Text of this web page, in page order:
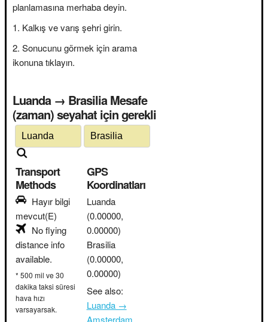
planlamasına merhaba deyin.
Kalkış ve varış şehri girin.
Sonucunu görmek için arama
ikonuna tıklayın.
Luanda → Brasilia Mesafe
(zaman) seyahat için gerekli
Transport
Methods
Hayır bilgi
mevcut(E)
No flying
distance info
available.
* 500 mil ve 30
dakika taksi süresi
hava hızı
varsayarsak.
GPS
Koordinatları
Luanda
(0.00000,
0.00000)
Brasilia
(0.00000,
0.00000)
See also:
Luanda →
Amsterdam